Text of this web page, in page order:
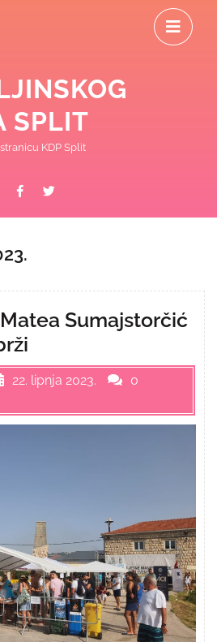
SPLIT
KDP Split
Facebook
Sumajstorčić
22. lipnja 2023.
0